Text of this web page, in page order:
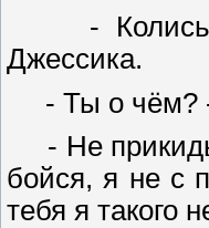
- Колись,
Джессика.
- Ты о чём? -
- Не
бойся, я не с
тебя я такого